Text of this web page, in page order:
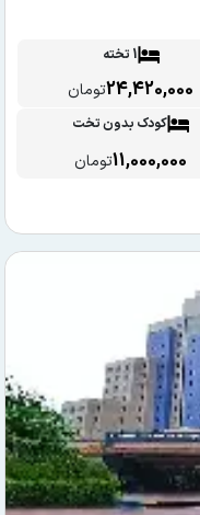
1 تخته
24,420,000تومان
کودک بدون تخت
11,000,000تومان